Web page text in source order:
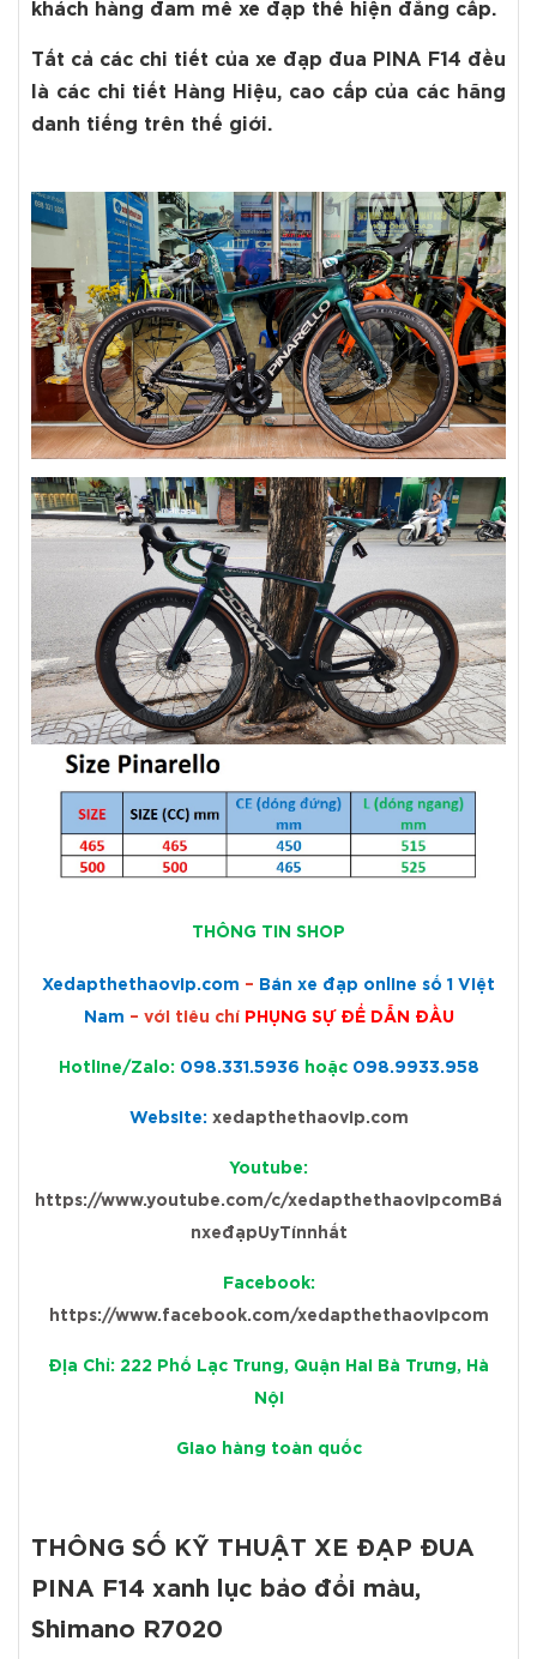
khách hàng đam mê xe đạp thể hiện đẳng cấp.
Tất cả các chi tiết của xe đạp đua PINA F14 đều
là các chi tiết Hàng Hiệu, cao cấp của các hãng
danh tiếng trên thế giới.
THÔNG TIN SHOP
Xedapthethaovip.com – Bán xe đạp online số 1 Việt
Nam – với tiêu chí PHỤNG SỰ ĐỂDẪN ĐẦU
Hotline/Zalo: 098.331.5936 hoặc 098.9933.958
Website: xedapthethaovip.com
Youtube:
https://www.youtube.com/c/xedapthethaovipcomBá
nxeđạpUyTínnhất
Facebook:
https://www.facebook.com/xedapthethaovipcom
Địa Chỉ: 222 Phố Lạc Trung, Quận Hai Bà Trưng, Hà
Nội
Giao hàng toàn quốc
THÔNG SỐ KỸ THUẬT XE ĐẠP ĐUA
PINA F14 xanh lục bảo đổi màu,
Shimano R7020